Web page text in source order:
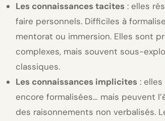
Les connaissances tacites : elles
faire personnels. Difficiles à
mentorat ou immersion. Elles sont
complexes, mais souvent sous-
classiques.
Les connaissances implicites :
encore formalisées… mais peuvent
des raisonnements non verbalisés.